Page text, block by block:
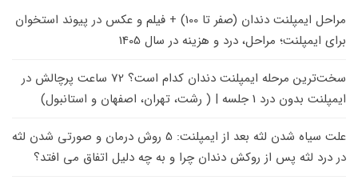
مراحل ایمپلنت دندان (صفر تا 100) + فیلم و عکس در پیوند استخوان
برای ایمپلنت؛ مراحل، درد و هزینه در سال 1405
سخت‌ترین مرحله ایمپلنت دندان کدام است؟ 72 ساعت پرچالش
در
ایمپلنت بدون درد 1 جلسه | ( رشت، تهران، اصفهان و استانبول)
علت سیاه شدن لثه بعد از ایمپلنت: 5 روش درمان و صورتی شدن لثه
در درد لثه پس از روکش دندان چرا و به چه دلیل اتفاق می افتد؟